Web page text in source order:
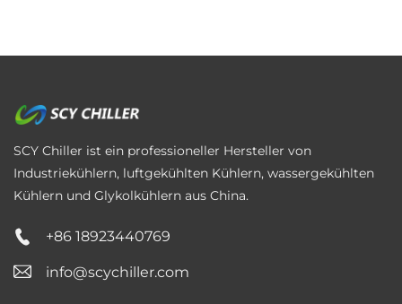
SCY Chiller ist ein professioneller Hersteller von
Industriekühlern, luftgekühlten Kühlern, wassergekühlten
Kühlern und Glykolkühlern aus China.
+86 18923440769
info@scychiller.com